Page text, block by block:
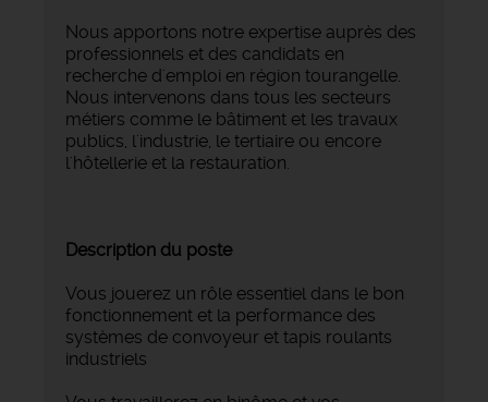
Nous apportons notre expertise auprès des
professionnels et des candidats en
recherche d'emploi en région tourangelle.
Nous intervenons dans tous les secteurs
métiers comme le bâtiment et les travaux
publics, l'industrie, le tertiaire ou encore
l'hôtellerie et la restauration.
Description du poste
Vous jouerez un rôle essentiel dans le bon
fonctionnement et la performance des
systèmes de convoyeur et tapis roulants
industriels